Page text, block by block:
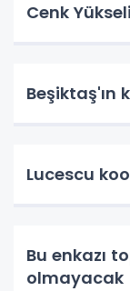
Cenk
Beşiktaş'ın
Lucescu
Bu enkazı
olmayacak